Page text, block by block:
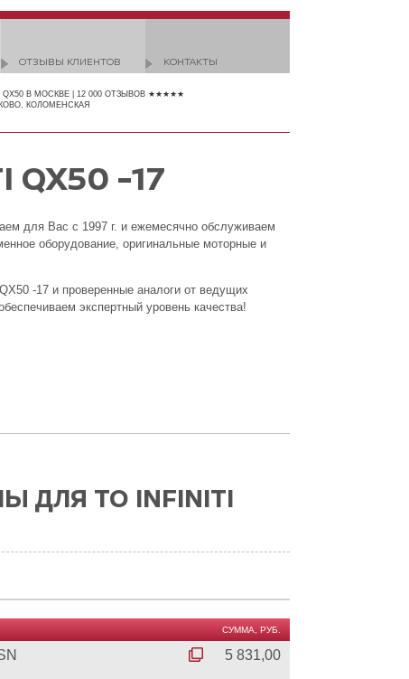
ОТЗЫВЫ КЛИЕНТОВ КОНТАКТЫ
QX50 В МОСКВЕ | 12 000 ОТЗЫВОВ ★★★★★
КОЛОМЕНСКАЯ
-17
для Вас с 1997 г. и ежемесячно обслуживаем
оборудование, оригинальные моторные и
-17 и проверенные аналоги от ведущих
экспертный уровень качества!
ДЛЯ ТО INFINITI
СУММА, РУБ.
5 831,00